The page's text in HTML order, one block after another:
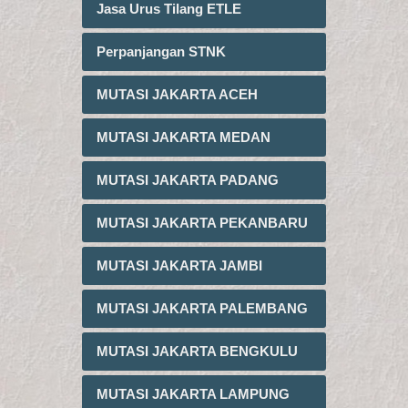
Jasa Urus Tilang ETLE
Perpanjangan STNK
MUTASI JAKARTA ACEH
MUTASI JAKARTA MEDAN
MUTASI JAKARTA PADANG
MUTASI JAKARTA PEKANBARU
MUTASI JAKARTA JAMBI
MUTASI JAKARTA PALEMBANG
MUTASI JAKARTA BENGKULU
MUTASI JAKARTA LAMPUNG